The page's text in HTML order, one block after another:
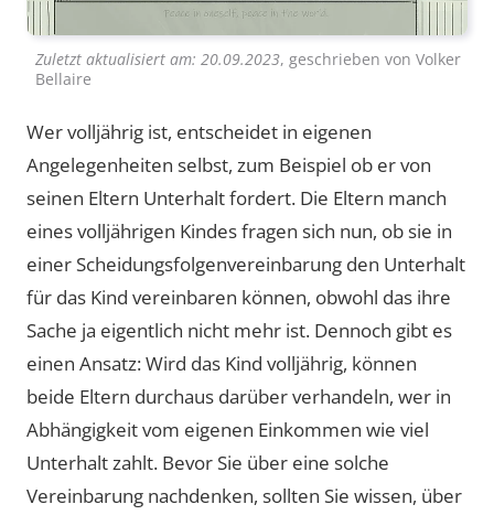
Zuletzt aktualisiert am: 20.09.2023, geschrieben von Volker
Bellaire
Wer volljährig ist, entscheidet in eigenen
Angelegenheiten selbst, zum Beispiel ob er von
seinen Eltern Unterhalt fordert. Die Eltern manch
eines volljährigen Kindes fragen sich nun, ob sie in
einer Scheidungsfolgenvereinbarung den Unterhalt
für das Kind vereinbaren können, obwohl das ihre
Sache ja eigentlich nicht mehr ist. Dennoch gibt es
einen Ansatz: Wird das Kind volljährig, können
beide Eltern durchaus darüber verhandeln, wer in
Abhängigkeit vom eigenen Einkommen wie viel
Unterhalt zahlt. Bevor Sie über eine solche
Vereinbarung nachdenken, sollten Sie wissen, über